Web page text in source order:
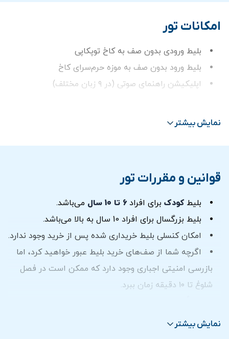
امکانات تور
بلیط ورودی بدون صف به کاخ توپکاپی
بلیط ورود بدون صف به موزه حرم‌سرای کاخ
اپلیکیشن راهنمای صوتی (در ۹ زبان مختلف)
نمایش بیشتر
قوانین و مقررات تور
بلیطکودک برای افراد6 تا 10 سال
می‌باشد.
بلیط بزرگسال برای افراد 10 سال به بالا می‌باشد.
امکان کنسلی بلیط خریداری شده پس از خرید وجود ندارد.
اگرچه شما از صف‌های خرید بلیط عبور خواهید کرد، اما
بازرسی امنیتی اجباری وجود دارد که ممکن است در فصل
شلوغ تا ۱۰ دقیقه زمان ببرد.
برای دانلود اپلیکیشن راهنمای صوتی نیاز به اینترنت
نمایش بیشتر